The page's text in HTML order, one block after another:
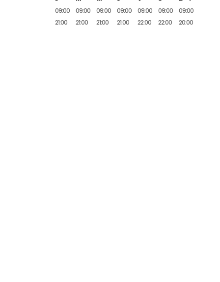
09:00
21:00
09:00
21:00
09:00
21:00
09:00
21:00
09:00
22:00
09:00
22:00
09:00
20:00